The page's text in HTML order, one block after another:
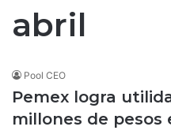
abril
Pool CEO
Pemex logra
millones de pesos